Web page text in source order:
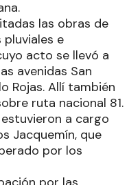
las obras de
e
acto se llevó a
avenidas San
Rojas. Allí también
ruta nacional 81.
a cargo
Jacquemín, que
por los